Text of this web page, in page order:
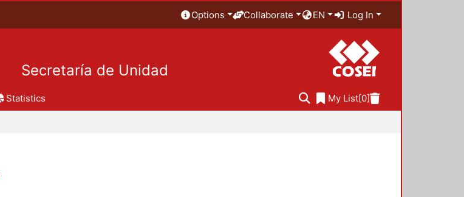
Options Collaborate EN Log In
Secretaría de Unidad
Statistics My List[0]